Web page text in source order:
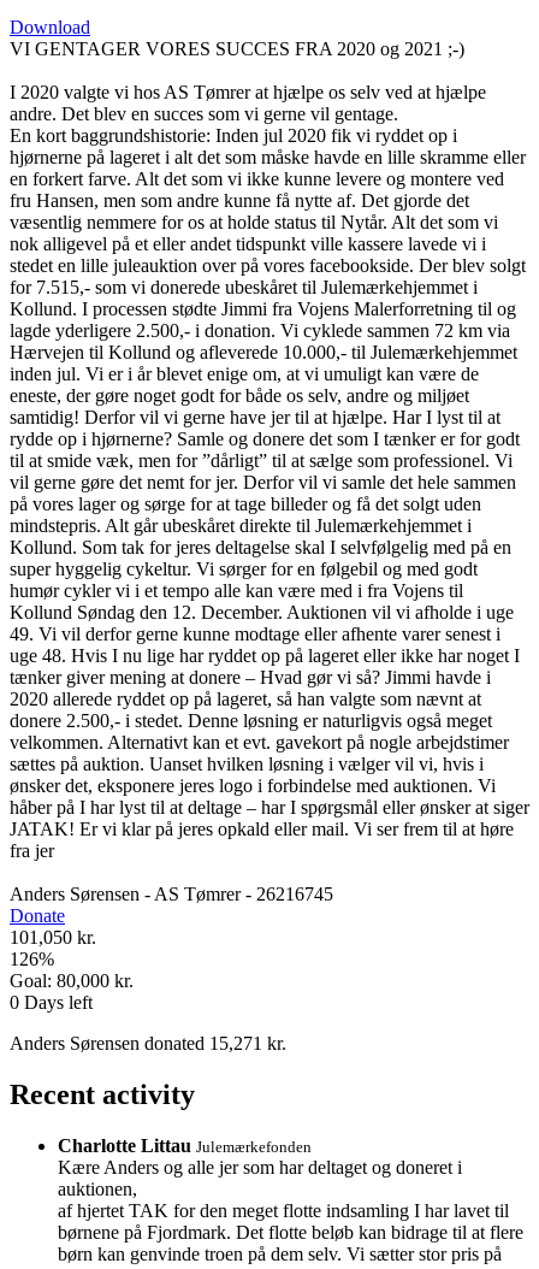
Download
VI GENTAGER VORES SUCCES FRA 2020 og 2021 ;-)
I 2020 valgte vi hos AS Tømrer at hjælpe os selv ved at hjælpe
andre. Det blev en succes som vi gerne vil gentage.
En kort baggrundshistorie: Inden jul 2020 fik vi ryddet op i
hjørnerne på lageret i alt det som måske havde en lille skramme eller
en forkert farve. Alt det som vi ikke kunne levere og montere ved
fru Hansen, men som andre kunne få nytte af. Det gjorde det
væsentlig nemmere for os at holde status til Nytår. Alt det som vi
nok alligevel på et eller andet tidspunkt ville kassere lavede vi i
stedet en lille juleauktion over på vores facebookside. Der blev solgt
for 7.515,- som vi donerede ubeskåret til Julemærkehjemmet i
Kollund. I processen stødte Jimmi fra Vojens Malerforretning til og
lagde yderligere 2.500,- i donation. Vi cyklede sammen 72 km via
Hærvejen til Kollund og afleverede 10.000,- til Julemærkehjemmet
inden jul. Vi er i år blevet enige om, at vi umuligt kan være de
eneste, der gøre noget godt for både os selv, andre og miljøet
samtidig! Derfor vil vi gerne have jer til at hjælpe. Har I lyst til at
rydde op i hjørnerne? Samle og donere det som I tænker er for godt
til at smide væk, men for ”dårligt” til at sælge som professionel. Vi
vil gerne gøre det nemt for jer. Derfor vil vi samle det hele sammen
på vores lager og sørge for at tage billeder og få det solgt uden
mindstepris. Alt går ubeskåret direkte til Julemærkehjemmet i
Kollund. Som tak for jeres deltagelse skal I selvfølgelig med på en
super hyggelig cykeltur. Vi sørger for en følgebil og med godt
humør cykler vi i et tempo alle kan være med i fra Vojens til
Kollund Søndag den 12. December. Auktionen vil vi afholde i uge
49. Vi vil derfor gerne kunne modtage eller afhente varer senest i
uge 48. Hvis I nu lige har ryddet op på lageret eller ikke har noget I
tænker giver mening at donere – Hvad gør vi så? Jimmi havde i
2020 allerede ryddet op på lageret, så han valgte som nævnt at
donere 2.500,- i stedet. Denne løsning er naturligvis også meget
velkommen. Alternativt kan et evt. gavekort på nogle arbejdstimer
sættes på auktion. Uanset hvilken løsning i vælger vil vi, hvis i
ønsker det, eksponere jeres logo i forbindelse med auktionen. Vi
håber på I har lyst til at deltage – har I spørgsmål eller ønsker at siger
JATAK! Er vi klar på jeres opkald eller mail. Vi ser frem til at høre
fra jer
Anders Sørensen - AS Tømrer - 26216745
Donate
101,050 kr.
126%
Goal: 80,000 kr.
0 Days left
Anders Sørensen donated 15,271 kr.
Recent activity
Charlotte Littau Julemærkefonden
Kære Anders og alle jer som har deltaget og doneret i
auktionen,
af hjertet TAK for den meget flotte indsamling I har lavet til
børnene på Fjordmark. Det flotte beløb kan bidrage til at flere
børn kan genvinde troen på dem selv. Vi sætter stor pris på